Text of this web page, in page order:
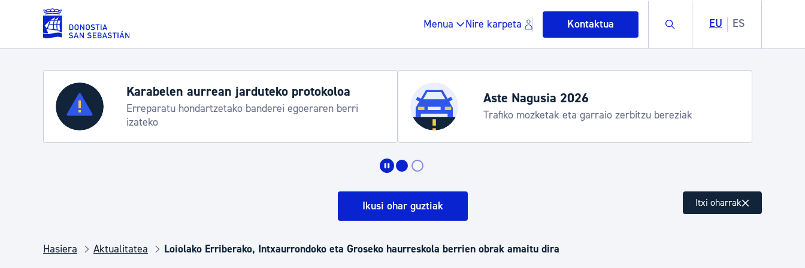
Eduki nagusira joan
Menua Nire karpeta Kontaktua Buscar EU ES
Zerbitzuak
Errolda eta gai pertsonalak
Gune publikoa, hondakinak eta ingurumena
Karabelen aurrean jarduteko protokoloa
Erreparatu hondartzetako banderei egoeraren berri
izateko
Aste Nagusia 2026
Trafiko mozketak eta garraio zerbitzu bereziak
Ikusi ohar guztiak Itxi oharrak
Hasiera Aktualitatea Loiolako Erriberako, Intxaurrondoko eta Groseko haurreskola berrien obrak amaitu dira